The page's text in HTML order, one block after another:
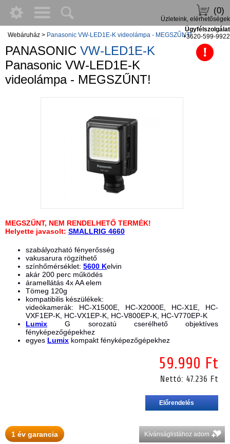
(0)
Üzleteink, elérhetőségek
Ügyfélszolgálat
+3620-599-9922
Webáruház > Panasonic VW-LED1E-K videolámpa - MEGSZŰNT!
PANASONIC VW-LED1E-K
Panasonic VW-LED1E-K
videolámpa - MEGSZŰNT!
MEGSZŰNT, NEM RENDELHETŐ TERMÉK!
Helyette javasolt: SMALLRIG 4660
szabályozható fényerősség
vakusarura rögzíthető
színhőmérséklet: 5600 Kelvin
akár 200 perc működés
áramellátás 4x AA elem
Tömeg 120g
kompatibilis készülékek:
videókamerák: HC-X1500E, HC-X2000E, HC-X1E, HC-
VXF1EP-K, HC-VX1EP-K, HC-V800EP-K, HC-V770EP-K
Lumix G sorozatú cserélhető objektíves
fényképezőgépekhez
egyes Lumix kompakt fényképezőgépekhez
59.990 Ft
Nettó: 47.236 Ft
1 év garancia Kívánságlistához adom